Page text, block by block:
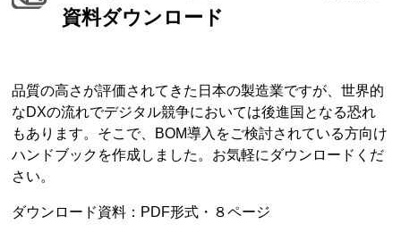
資料ダウンロード
品質の高さが評価されてきた日本の製造業ですが、世界的
なDXの流れでデジタル競争においては後進国となる恐れ
もあります。そこで、BOM導入をご検討されている方向け
ハンドブックを作成しました。お気軽にダウンロードくだ
さい。
ダウンロード資料：PDF形式・８ページ